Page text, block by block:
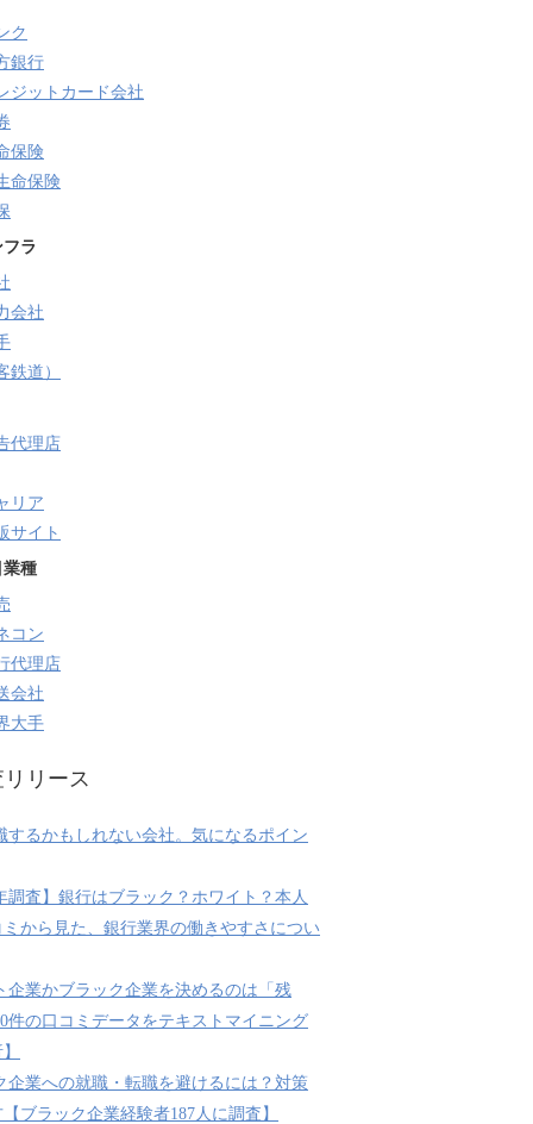
ク
銀行
ジットカード会社
保険
命保険
ラ
会社
鉄道）
代理店
リア
サイト
業種
コン
代理店
会社
大手
リース
するかもしれない会社。気になるポイン
調査】銀行はブラック？ホワイト？本人
から見た、銀行業界の働きやすさについ
企業かブラック企業を決めるのは「残
件の口コミデータをテキストマイニング
企業への就職・転職を避けるには？対策
ブラック企業経験者187人に調査】